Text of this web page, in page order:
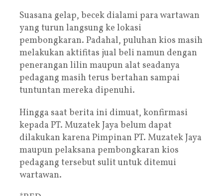
Suasana gelap, becek dialami para wartawan
yang turun langsung ke lokasi
pembongkaran. Padahal, puluhan kios masih
melakukan aktifitas jual beli namun dengan
penerangan lilin maupun alat seadanya
pedagang masih terus bertahan sampai
tuntuntan mereka dipenuhi.
Hingga saat berita ini dimuat, konfirmasi
kepada PT. Muzatek Jaya belum dapat
dilakukan karena Pimpinan PT. Muzatek Jaya
maupun pelaksana pembongkaran kios
pedagang tersebut sulit untuk ditemui
wartawan.